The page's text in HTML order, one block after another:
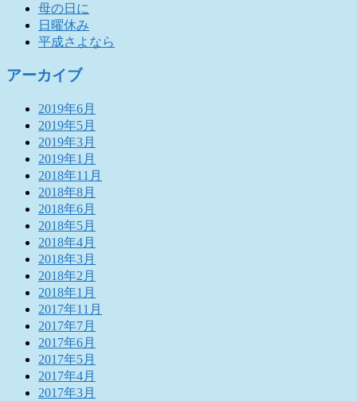
母の日に
日曜休み
平成さよなら
アーカイブ
2019年6月
2019年5月
2019年3月
2019年1月
2018年11月
2018年8月
2018年6月
2018年5月
2018年4月
2018年3月
2018年2月
2018年1月
2017年11月
2017年7月
2017年6月
2017年5月
2017年4月
2017年3月